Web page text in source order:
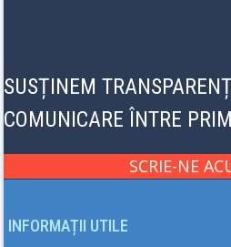
SUSȚINEM
COMUNICARE ÎNTRE
SCRIE-NE
INFORMAȚII UTILE